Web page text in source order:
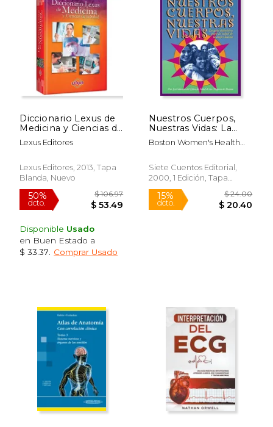
40%
dcto. $ 70.39
50%
dcto.
Diccionario Lexus de
Medicina y Ciencias de
la Salud
Lexus Editores
Lexus Editores, 2013, Tapa
Blanda, Nuevo
50%
dcto.
Disponible Usado
en Buen Estado a
$ 33.37
Comprar Usado
Nuestros Cuerpos,
Nuestras Vidas: La
Guía Definitiva Para La
Salud de la Mujer
Boston Women's Health
Siete Cuentos Editorial,
2000, 1 Edición, Tapa
Blanda, Nuevo
15%
dcto.